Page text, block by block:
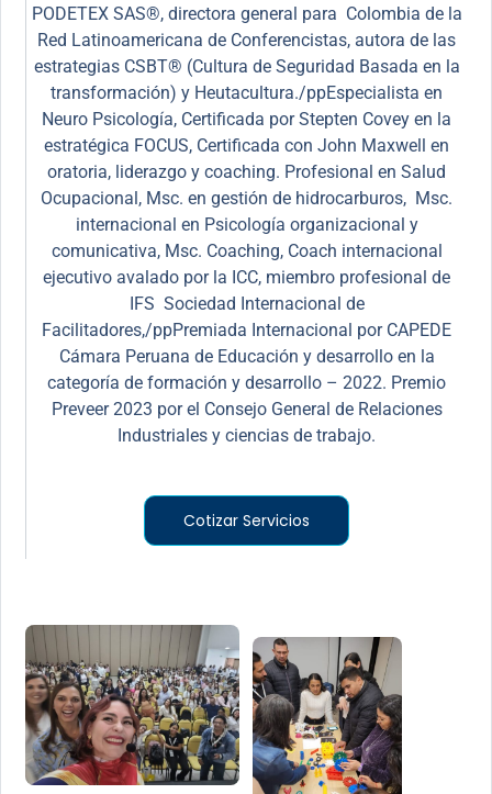
PODETEX SAS®, directora general para Colombia de la
Red Latinoamericana de Conferencistas, autora de las
estrategias CSBT® (Cultura de Seguridad Basada en la
transformación) y Heutacultura./ppEspecialista en
Neuro Psicología, Certificada por Stepten Covey en la
estratégica FOCUS, Certificada con John Maxwell en
oratoria, liderazgo y coaching. Profesional en Salud
Ocupacional, Msc. en gestión de hidrocarburos, Msc.
internacional en Psicología organizacional y
comunicativa, Msc. Coaching, Coach internacional
ejecutivo avalado por la ICC, miembro profesional de
IFS Sociedad Internacional de
Facilitadores,/ppPremiada Internacional por CAPEDE
Cámara Peruana de Educación y desarrollo en la
categoría de formación y desarrollo – 2022. Premio
Preveer 2023 por el Consejo General de Relaciones
Industriales y ciencias de trabajo.
Cotizar Servicios